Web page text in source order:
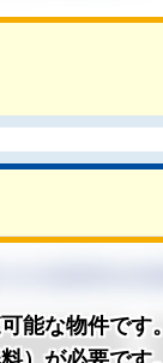
能な物件です。